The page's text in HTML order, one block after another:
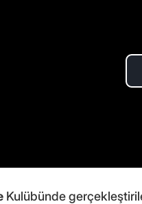
Kulübünde